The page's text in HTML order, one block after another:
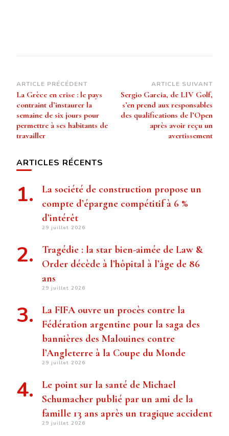
Navigation
d’article
ARTICLE PRÉCÉDENT
La Grèce en crise : le pays
contraint d’instaurer la
semaine de six jours pour
permettre à ses habitants de
travailler
ARTICLE SUIVANT
Sergio Garcia, de LIV Golf,
s’en prend aux responsables
des qualifications de l’Open
après avoir reçu un
avertissement
ARTICLES RÉCENTS
La société de construction propose un
compte d’épargne compétitif à 6 %
d’intérêt
29 juillet 2026
Tragédie : la star bien-aimée de Law &
Order décède à l’hôpital à l’âge de 86
ans
29 juillet 2026
La FIFA ouvre un procès contre la
Fédération argentine pour la saga des
bannières des Malouines contre
l’Angleterre à la Coupe du Monde
29 juillet 2026
Le point sur la santé de Michael
Schumacher publié par un ami de la
famille 13 ans après un tragique accident
29 juillet 2026